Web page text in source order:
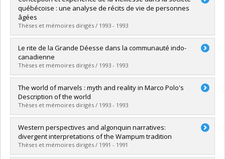
Cycle :Maîtrise
Diplôme obtenu :
Lien vers le document dans Papyrus
québécoise : une analyse de récits de vie de personnes
âgées
Thèses et mémoires dirigés / 1993 - 1993
Diplômé(e) :Drolet, Marie
Cycle :Maîtrise
Diplôme obtenu :M. Sc.
Lien vers le document dans Papyrus
Le rite de la Grande Déesse dans la communauté indo-
canadienne
Thèses et mémoires dirigés / 1993 - 1993
Diplômé(e) :Hofman, Karen J.
Cycle :Maîtrise
Diplôme obtenu :M. Sc.
Lien vers le document dans Papyrus
The world of marvels : myth and reality in Marco Polo's
Description of the world
Thèses et mémoires dirigés / 1993 - 1993
Diplômé(e) :Domanski, Maciej
Cycle :Maîtrise
Diplôme obtenu :M. Sc.
Lien vers le document dans Papyrus
Western perspectives and algonquin narratives:
divergent interpretations of the Wampum tradition
Thèses et mémoires dirigés / 1991 - 1991